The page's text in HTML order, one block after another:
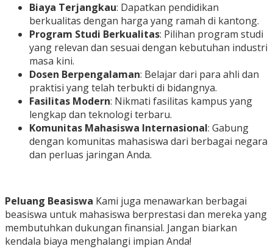
Biaya Terjangkau: Dapatkan pendidikan
berkualitas dengan harga yang ramah di kantong.
Program Studi Berkualitas: Pilihan program studi
yang relevan dan sesuai dengan kebutuhan industri
masa kini.
Dosen Berpengalaman: Belajar dari para ahli dan
praktisi yang telah terbukti di bidangnya.
Fasilitas Modern: Nikmati fasilitas kampus yang
lengkap dan teknologi terbaru.
Komunitas Mahasiswa Internasional: Gabung
dengan komunitas mahasiswa dari berbagai negara
dan perluas jaringan Anda.
Peluang Beasiswa Kami juga menawarkan berbagai
beasiswa untuk mahasiswa berprestasi dan mereka yang
membutuhkan dukungan finansial. Jangan biarkan
kendala biaya menghalangi impian Anda!